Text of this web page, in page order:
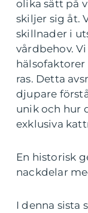
olika sätt på
skiljer sig åt.
skillnader i
vårdbehov.
hälsofaktorer
ras. Detta
djupare
unik och hur
exklusiva
En historisk
nackdelar
I denna sista